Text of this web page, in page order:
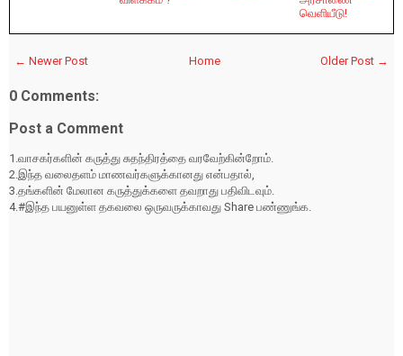
வெளியீடு!
← Newer Post Older Post →
Home
0 Comments:
Post a Comment
1.வாசகர்களின் கருத்து சுதந்திரத்தை வரவேற்கின்றோம்.
2.இந்த வலைதளம் மாணவர்களுக்கானது என்பதால்,
3.தங்களின் மேலான கருத்துக்களை தவறாது பதிவிடவும்.
4.#இந்த பயனுள்ள தகவலை ஒருவருக்காவது Share பண்ணுங்க.